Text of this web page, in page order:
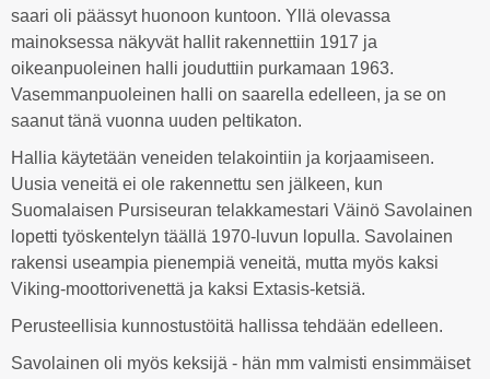
saari oli päässyt huonoon kuntoon. Yllä olevassa
mainoksessa näkyvät hallit rakennettiin 1917 ja
oikeanpuoleinen halli jouduttiin purkamaan 1963.
Vasemmanpuoleinen halli on saarella edelleen, ja se on
saanut tänä vuonna uuden peltikaton.
Hallia käytetään veneiden telakointiin ja korjaamiseen.
Uusia veneitä ei ole rakennettu sen jälkeen, kun
Suomalaisen Pursiseuran telakkamestari Väinö Savolainen
lopetti työskentelyn täällä 1970-luvun lopulla. Savolainen
rakensi useampia pienempiä veneitä, mutta myös kaksi
Viking-moottorivenettä ja kaksi Extasis-ketsiä.
Perusteellisia kunnostustöitä hallissa tehdään edelleen.
Savolainen oli myös keksijä - hän mm valmisti ensimmäiset